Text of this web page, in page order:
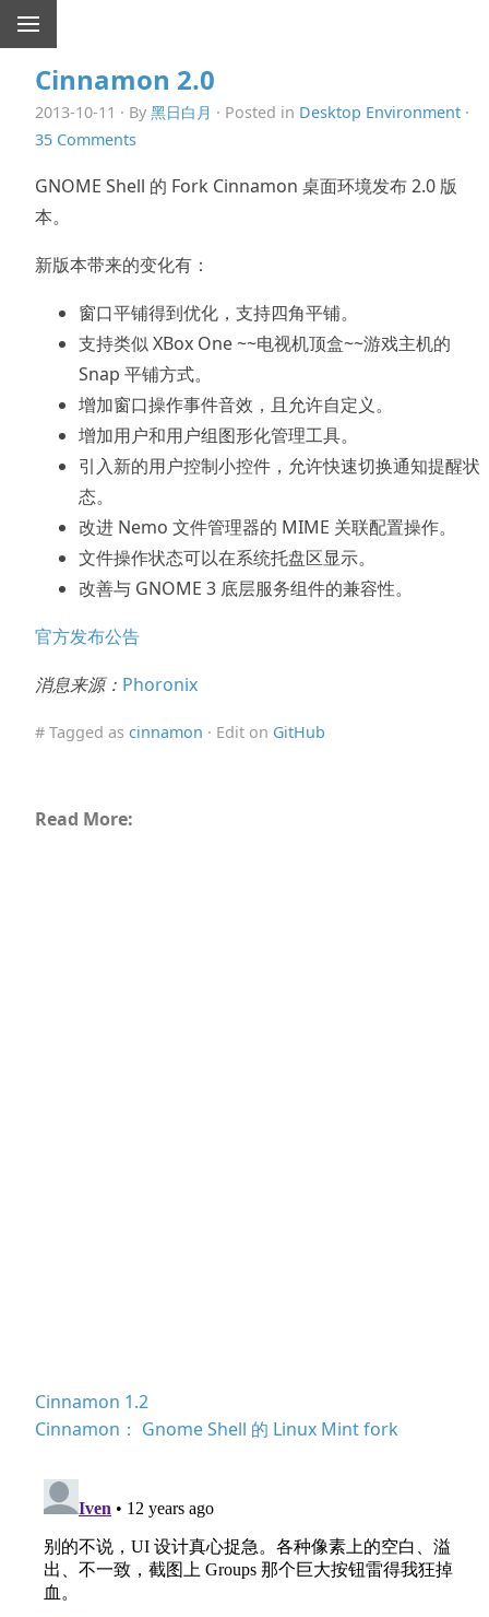
Cinnamon 2.0
2013-10-11 · By 黑日白月 · Posted in Desktop Environment ·
35 Comments
GNOME Shell 的 Fork Cinnamon 桌面环境发布 2.0 版
本。
新版本带来的变化有：
窗口平铺得到优化，支持四角平铺。
支持类似 XBox One ~~电视机顶盒~~游戏主机的
Snap 平铺方式。
增加窗口操作事件音效，且允许自定义。
增加用户和用户组图形化管理工具。
引入新的用户控制小控件，允许快速切换通知提醒状
态。
改进 Nemo 文件管理器的 MIME 关联配置操作。
文件操作状态可以在系统托盘区显示。
改善与 GNOME 3 底层服务组件的兼容性。
官方发布公告
消息来源： Phoronix
# Tagged as cinnamon · Edit on GitHub
Read More:
Cinnamon 1.2
Cinnamon： Gnome Shell 的 Linux Mint fork